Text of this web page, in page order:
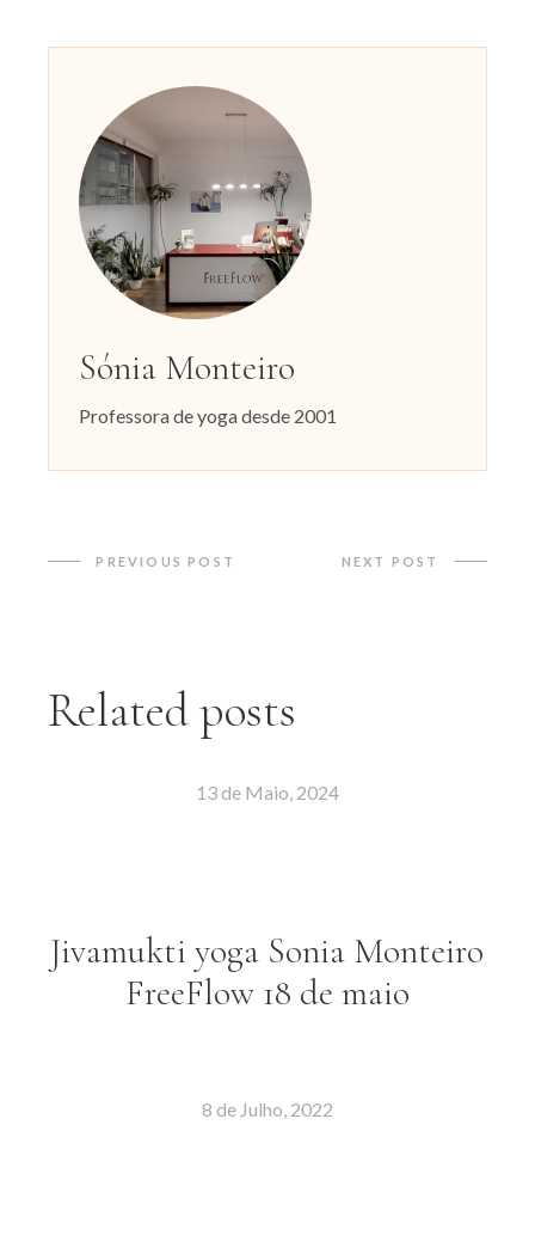
Sónia Monteiro
Professora de yoga desde 2001
PREVIOUS POST NEXT POST
Related posts
13 de Maio, 2024
Jivamukti yoga Sonia Monteiro
FreeFlow 18 de maio
8 de Julho, 2022